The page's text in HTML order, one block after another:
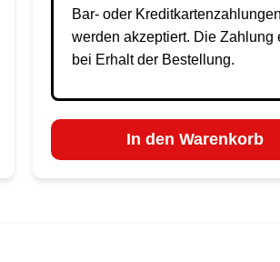
Bar- oder Kreditkartenzahlungen
werden akzeptiert. Die Zahlung
bei Erhalt der Bestellung.
In den Warenkorb